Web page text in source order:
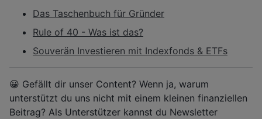
Das Taschenbuch für Gründer
Rule of 40 - Was ist das?
Souverän Investieren mit Indexfonds & ETFs
😀 Gefällt dir unser Content? Wenn ja, warum
unterstützt du uns nicht mit einem kleinen finanziellen
Beitrag? Als Unterstützer kannst du Newsletter